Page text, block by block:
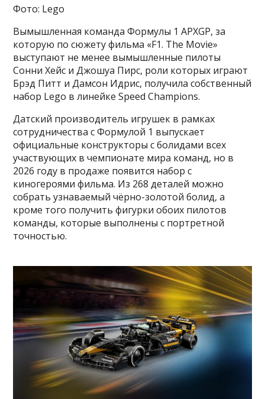
Фото: Lego
Вымышленная команда Формулы 1 APXGP, за
которую по сюжету фильма «F1. The Movie»
выступают не менее вымышленные пилоты
Сонни Хейс и Джошуа Пирс, роли которых играют
Брэд Питт и Дамсон Идрис, получила собственный
набор Lego в линейке Speed Champions.
Датский производитель игрушек в рамках
сотрудничества с Формулой 1 выпускает
официальные конструкторы с болидами всех
участвующих в чемпионате мира команд, но в
2026 году в продаже появится набор с
киногероями фильма. Из 268 деталей можно
собрать узнаваемый чёрно-золотой болид, а
кроме того получить фигурки обоих пилотов
команды, которые выполнены с портретной
точностью.